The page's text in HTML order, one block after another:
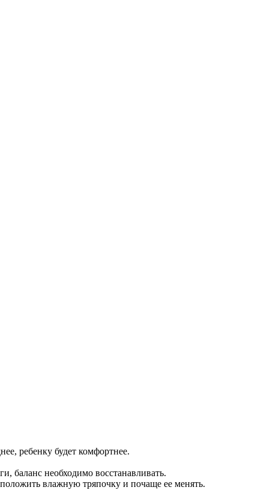
ребенку будет комфортнее.
баланс необходимо восстанавливать.
влажную тряпочку и почаще ее менять.